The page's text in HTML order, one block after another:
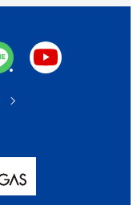
へ